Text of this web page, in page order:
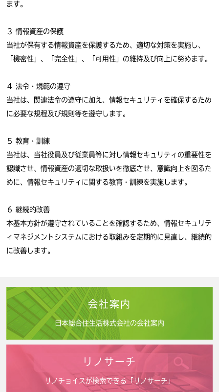
ます。
３ 情報資産の保護
当社が保有する情報資産を保護するため、適切な対策を実施し、
「機密性」、「完全性」、「可用性」の維持及び向上に努めます。
４ 法令・規範の遵守
当社は、関連法令の遵守に加え、情報セキュリティを確保するため
に必要な規程及び規則等を遵守します。
５ 教育・訓練
当社は、当社役員及び従業員等に対し情報セキュリティの重要性を
認識させ、情報資産の適切な取扱いを徹底させ、意識向上を図るた
めに、情報セキュリティに関する教育・訓練を実施します。
６ 継続的改善
本基本方針が遵守されていることを確認するため、情報セキュリテ
ィマネジメントシステムにおける取組みを定期的に見直し、継続的
に改善します。
会社案内
日本総合住生活株式会社の会社案内
リノサーチ
リノチョイスが検索できる「リノサーチ」